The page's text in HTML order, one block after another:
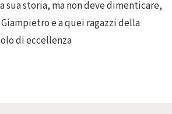
sua storia, ma non deve dimenticare,
e a quei ragazzi della
di eccellenza